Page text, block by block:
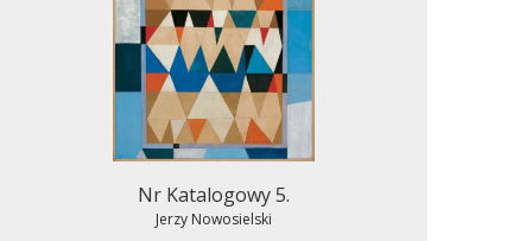
Nr Katalogowy 5.
Jerzy Nowosielski